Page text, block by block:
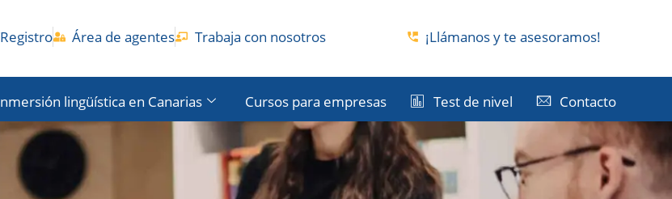
Área de agentes Trabaja con nosotros ¡Llámanos y te asesoramos!
lingüística en Canarias Cursos para empresas Test de nivel Contacto